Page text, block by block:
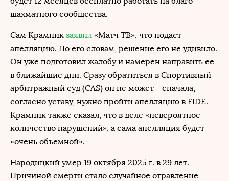
шахматного сообщества.
Сам Крамник заявил «Матч ТВ», что подаст
апелляцию. По его словам, решение его не удивило.
Он уже подготовил жалобу и намерен направить ее
в ближайшие дни. Сразу обратиться в Спортивный
арбитражный суд (CAS) он не может – сначала,
согласно уставу, нужно пройти апелляцию в FIDE.
Крамник также сказал, что в деле «невероятное
количество нарушений», а сама апелляция будет
«очень объемной».
Народицкий умер 19 октября 2025 г. в 29 лет.
Причиной смерти стало случайное отравление